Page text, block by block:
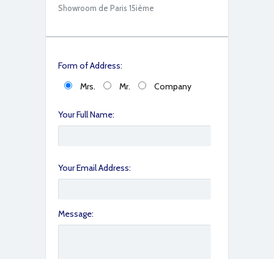
Showroom de Paris 15ième
Form of Address:
Mrs.
Mr. Company
Your Full Name:
Your Email Address:
Message: